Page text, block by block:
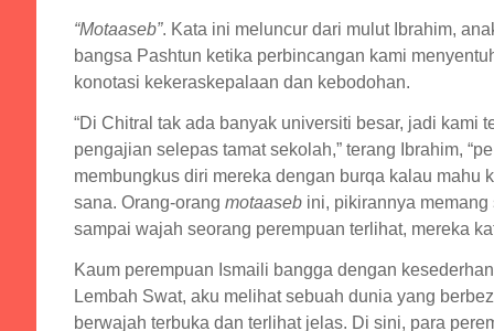
“Motaaseb”. Kata ini meluncur dari mulut Ibrahim,
bangsa Pashtun ketika perbincangan kami
konotasi kekeraskepalaan dan kebodohan.
“Di Chitral tak ada banyak universiti besar, jadi kami
pengajian selepas tamat sekolah,” terang Ibrahim,
membungkus diri mereka dengan burqa kalau mahu
sana. Orang-orang motaaseb ini, pikirannya
sampai wajah seorang perempuan terlihat, mereka
Kaum perempuan Ismaili bangga dengan
Lembah Swat, aku melihat sebuah dunia yang
berwajah terbuka dan terlihat jelas. Di sini, para